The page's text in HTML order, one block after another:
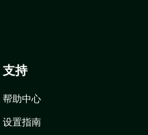
支持
帮助中心
设置指南